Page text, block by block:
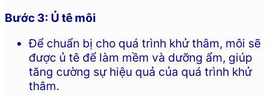
Bước 3: Ủ tê môi
Để chuẩn bị cho quá trình khử thâm, môi sẽ
được ủ tê để làm mềm và dưỡng ẩm, giúp
tăng cường sự hiệu quả của quá trình khử
thâm.